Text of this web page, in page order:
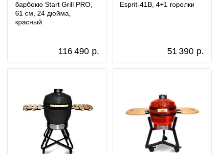
барбекю Start Grill PRO,
61 см, 24 дюйма,
красный
116 490 р.
Esprit-41B, 4+1 горелки
51 390 р.